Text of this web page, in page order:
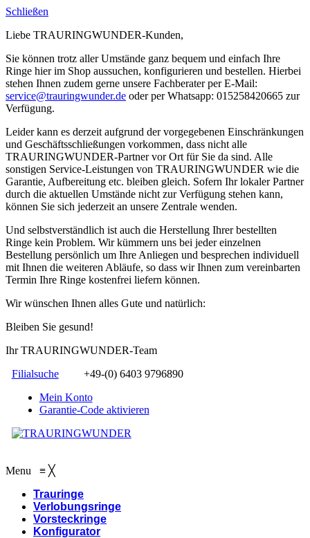
Schließen
Liebe TRAURINGWUNDER-Kunden,
Sie können trotz aller Umstände ganz bequem und einfach Ihre
Ringe hier im Shop aussuchen, konfigurieren und bestellen. Hierbei
stehen Ihnen zudem gerne unsere Fachberater per E-Mail:
service@trauringwunder.de oder per Whatsapp: 015258420665 zur
Verfügung.
Leider kann es derzeit aufgrund der vorgegebenen Einschränkungen
und Geschäftsschließungen vorkommen, dass nicht alle
TRAURINGWUNDER-Partner vor Ort für Sie da sind. Alle
sonstigen Service-Leistungen von TRAURINGWUNDER wie die
Garantie, Aufbereitung etc. bleiben gleich. Sofern Ihr lokaler Partner
durch die aktuellen Umstände nicht zur Verfügung stehen kann,
können Sie sich jederzeit an unsere Zentrale wenden.
Und selbstverständlich ist auch die Herstellung Ihrer bestellten
Ringe kein Problem. Wir kümmern uns bei jeder einzelnen
Bestellung persönlich um Ihre Anliegen und besprechen individuell
mit Ihnen die weiteren Abläufe, so dass wir Ihnen zum vereinbarten
Termin Ihre Ringe kostenfrei liefern können.
Wir wünschen Ihnen alles Gute und natürlich:
Bleiben Sie gesund!
Ihr TRAURINGWUNDER-Team
Filialsuche
+49-(0) 6403 9796890
Mein Konto
Garantie-Code aktivieren
Menu ≡ ╳
Trauringe
Verlobungsringe
Vorsteckringe
Konfigurator